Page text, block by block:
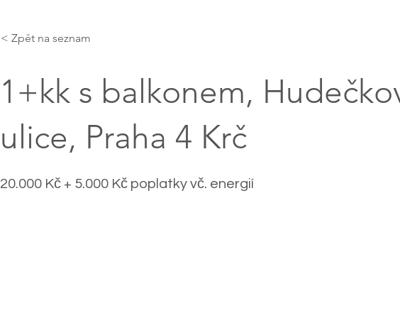
< Zpět na seznam
1+kk s balkonem,
ulice, Praha 4 Krč
20.000 Kč + 5.000 Kč poplatky vč. energií